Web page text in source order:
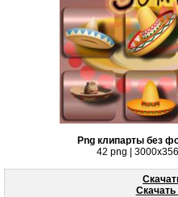
Png клипарты без
42 png |
Скачать